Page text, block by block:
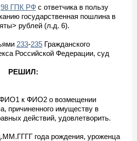
98 ГПК РФ с ответчика в пользу
государственная пошлина в
рублей (л.д. 6).
233-235 Гражданского
Российской Федерации, суд
РЕШИЛ:
ФИО1 к ФИО2 о возмещении
причиненного имуществу в
действий, удовлетворить.
года рождения, уроженца